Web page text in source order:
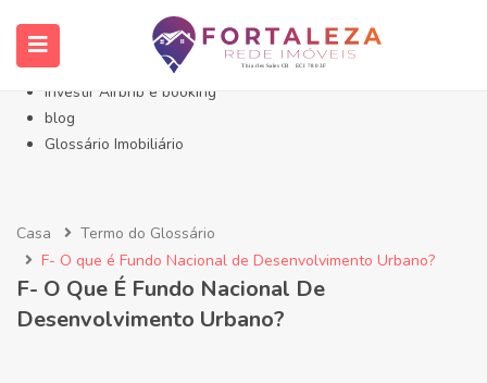
Início- Imóveis Fortaleza Eusébio
Imóveis em Fortaleza
Imóveis no Eusébio
Investir Airbnb e booking
blog
Glossário Imobiliário
Casa
Termo do Glossário
F- O que é Fundo Nacional de Desenvolvimento Urbano?
F- O Que É Fundo Nacional De
Desenvolvimento Urbano?